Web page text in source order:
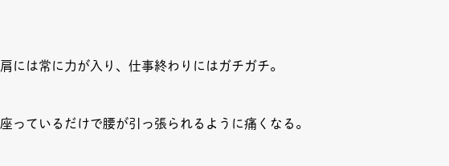
肩には常に力が入り、仕事終わりにはガチガチ。
座っているだけで腰が引っ張られるように痛くなる。